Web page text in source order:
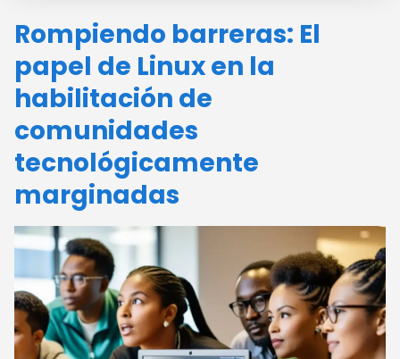
Rompiendo barreras: El
papel de Linux en la
habilitación de
comunidades
tecnológicamente
marginadas